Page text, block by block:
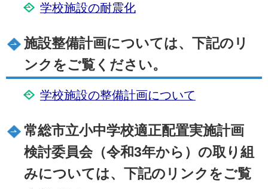
学校施設の耐震化
施設整備計画については、下記のリ
ンクをご覧ください。
学校施設の整備計画について
常総市立小中学校適正配置実施計画
検討委員会（令和3年から）の取り組
みについては、下記のリンクをご覧